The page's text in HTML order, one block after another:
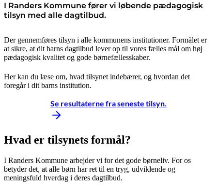
I Randers Kommune fører vi løbende pædagogisk
tilsyn med alle dagtilbud.
Der gennemføres tilsyn i alle kommunens institutioner. Formålet er
at sikre, at dit barns dagtilbud lever op til vores fælles mål om høj
pædagogisk kvalitet og gode børnefællesskaber.
Her kan du læse om, hvad tilsynet indebærer, og hvordan det
foregår i dit barns institution.
Se resultaterne fra seneste tilsyn.
Hvad er tilsynets formål?
I Randers Kommune arbejder vi for det gode børneliv. For os
betyder det, at alle børn har ret til en tryg, udviklende og
meningsfuld hverdag i deres dagtilbud.